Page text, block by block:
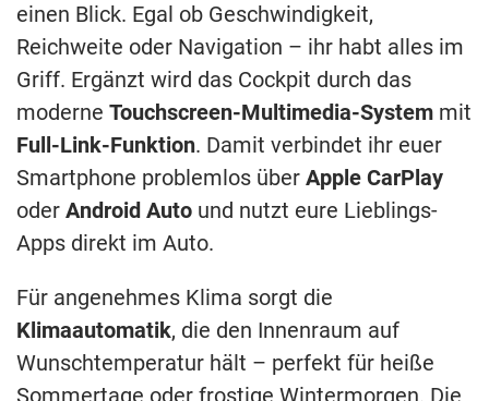
einen Blick. Egal ob Geschwindigkeit,
Reichweite oder Navigation – ihr habt alles im
Griff. Ergänzt wird das Cockpit durch das
moderne Touchscreen-Multimedia-System mit
Full-Link-Funktion. Damit verbindet ihr euer
Smartphone problemlos über Apple CarPlay
oder Android Auto und nutzt eure Lieblings-
Apps direkt im Auto.
Für angenehmes Klima sorgt die
Klimaautomatik, die den Innenraum auf
Wunschtemperatur hält – perfekt für heiße